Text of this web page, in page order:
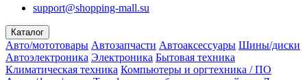
support@shopping-mall.su
Каталог
Авто/мототовары Автозапчасти Автоаксессуары Шины/диски
Автоэлектроника Электроника Бытовая техника
Климатическая техника Компьютеры и оргтехника / ПО